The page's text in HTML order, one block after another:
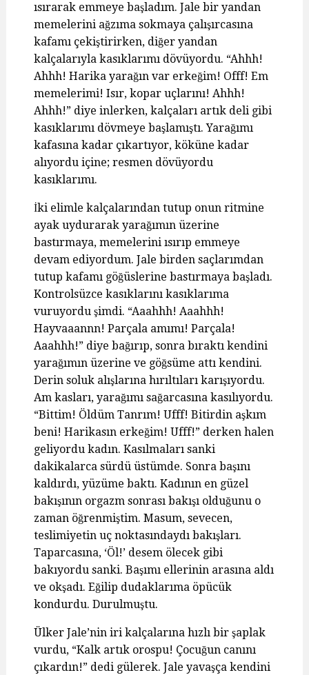
ısırarak emmeye başladım. Jale bir yandan
memelerini ağzıma sokmaya çalışırcasına
kafamı çekiştirirken, diğer yandan
kalçalarıyla kasıklarımı dövüyordu. “Ahhh!
Ahhh! Harika yarağın var erkeğim! Offf! Em
memelerimi! Isır, kopar uçlarını! Ahhh!
Ahhh!” diye inlerken, kalçaları artık deli gibi
kasıklarımı dövmeye başlamıştı. Yarağımı
kafasına kadar çıkartıyor, köküne kadar
alıyordu içine; resmen dövüyordu
kasıklarımı.
İki elimle kalçalarından tutup onun ritmine
ayak uydurarak yarağımın üzerine
bastırmaya, memelerini ısırıp emmeye
devam ediyordum. Jale birden saçlarımdan
tutup kafamı göğüslerine bastırmaya başladı.
Kontrolsüzce kasıklarını kasıklarıma
vuruyordu şimdi. “Aaahhh! Aaahhh!
Hayvaaannn! Parçala amımı! Parçala!
Aaahhh!” diye bağırıp, sonra bıraktı kendini
yarağımın üzerine ve göğsüme attı kendini.
Derin soluk alışlarına hırıltıları karışıyordu.
Am kasları, yarağımı sağarcasına kasılıyordu.
“Bittim! Öldüm Tanrım! Ufff! Bitirdin aşkım
beni! Harikasın erkeğim! Ufff!” derken halen
geliyordu kadın. Kasılmaları sanki
dakikalarca sürdü üstümde. Sonra başını
kaldırdı, yüzüme baktı. Kadının en güzel
bakışının orgazm sonrası bakışı olduğunu o
zaman öğrenmiştim. Masum, sevecen,
teslimiyetin uç noktasındaydı bakışları.
Taparcasına, ‘Öl!’ desem ölecek gibi
bakıyordu sanki. Başımı ellerinin arasına aldı
ve okşadı. Eğilip dudaklarıma öpücük
kondurdu. Durulmuştu.
Ülker Jale’nin iri kalçalarına hızlı bir şaplak
vurdu, “Kalk artık orospu! Çocuğun canını
çıkardın!” dedi gülerek. Jale yavaşça kendini